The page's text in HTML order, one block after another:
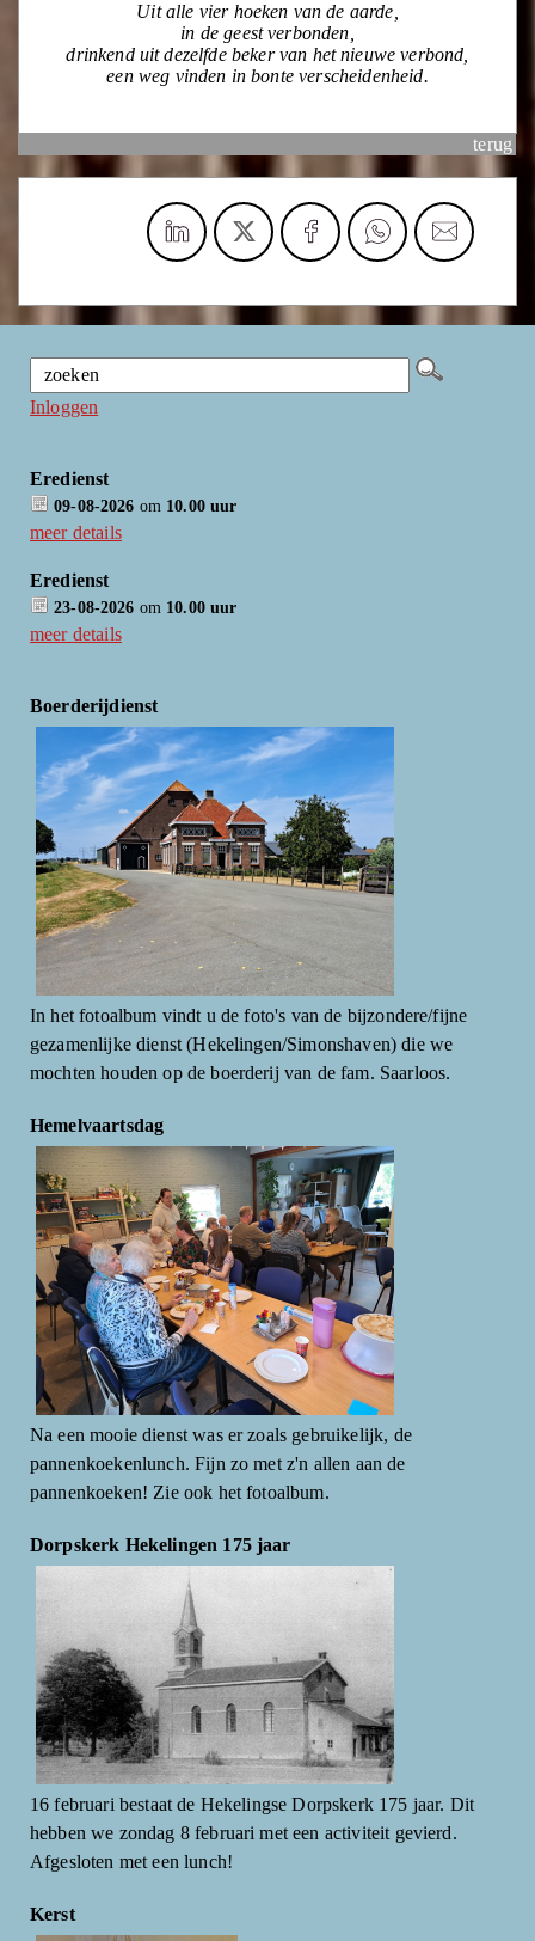
Uit alle vier hoeken van de aarde,
in de geest verbonden,
drinkend uit dezelfde beker van het nieuwe verbond,
een weg vinden in bonte verscheidenheid.
terug
Inloggen
Eredienst
09-08-2026 om 10.00 uur
meer details
Eredienst
23-08-2026 om 10.00 uur
meer details
Boerderijdienst
In het fotoalbum vindt u de foto's van de bijzondere/fijne
gezamenlijke dienst (Hekelingen/Simonshaven) die we
mochten houden op de boerderij van de fam. Saarloos.
Hemelvaartsdag
Na een mooie dienst was er zoals gebruikelijk, de
pannenkoekenlunch. Fijn zo met z'n allen aan de
pannenkoeken! Zie ook het fotoalbum.
Dorpskerk Hekelingen 175 jaar
16 februari bestaat de Hekelingse Dorpskerk 175 jaar. Dit
hebben we zondag 8 februari met een activiteit gevierd.
Afgesloten met een lunch!
Kerst